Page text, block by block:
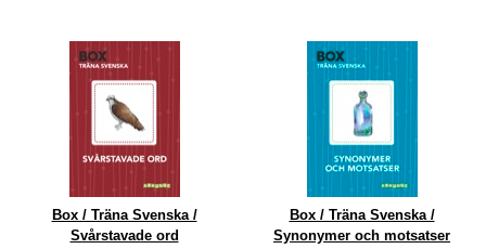
Box / Träna Svenska /
Svårstavade ord
Box / Träna Svenska /
Synonymer och motsatser